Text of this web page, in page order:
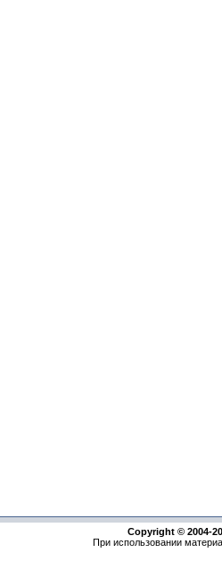
Copyright © 2004-
При использовании